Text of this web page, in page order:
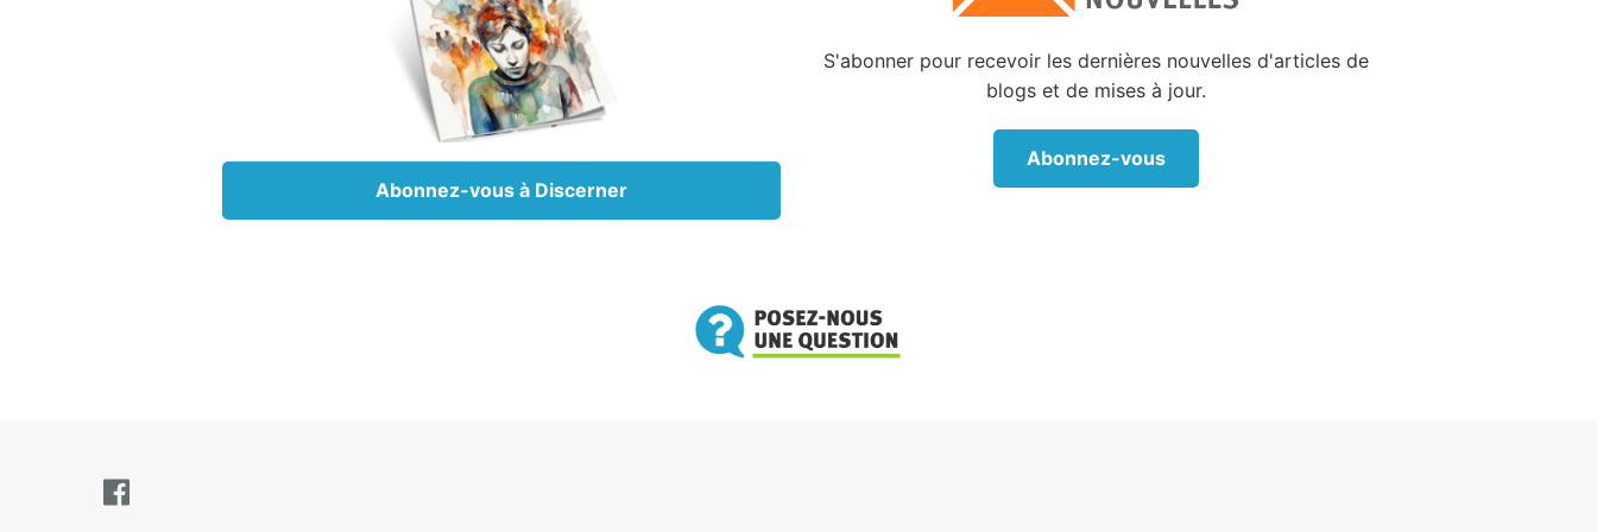
On constate donc, à partir des passages cités ci-dessus, que le
baptême par immersion est une étape clé dans le processus de la
conversion, et que Dieu ordonne aux chrétiens de s'y conformer pour
recevoir le Saint-Esprit. Dieu accorde Son Esprit à ceux qui Lui
appartiennent, et Il accordera la vie éternelle – le salut – à Son peuple,
en qui habitera Son Saint-Esprit, lors du retour du Christ ici-bas.
Abonnez-vous à Discerner
S'abonner pour recevoir les dernières nouvelles d'articles de
blogs et de mises à jour.
Abonnez-vous